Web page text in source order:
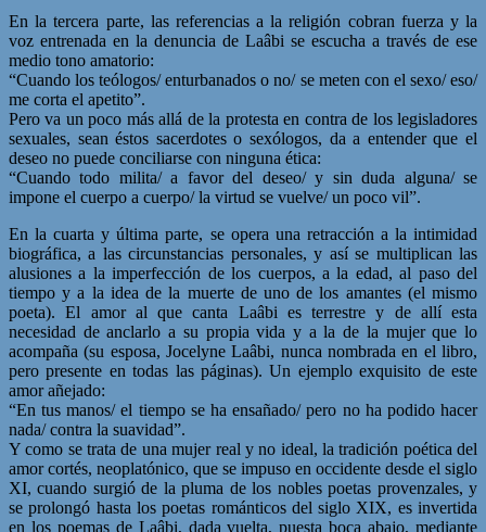
En la tercera parte, las referencias a la religión cobran fuerza y la
voz entrenada en la denuncia de Laâbi se escucha a través de ese
medio tono amatorio:
“Cuando los teólogos/ enturbanados o no/ se meten con el sexo/ eso/
me corta el apetito”.
Pero va un poco más allá de la protesta en contra de los legisladores
sexuales, sean éstos sacerdotes o sexólogos, da a entender que el
deseo no puede conciliarse con ninguna ética:
“Cuando todo milita/ a favor del deseo/ y sin duda alguna/ se
impone el cuerpo a cuerpo/ la virtud se vuelve/ un poco vil”.
En la cuarta y última parte, se opera una retracción a la intimidad
biográfica, a las circunstancias personales, y así se multiplican las
alusiones a la imperfección de los cuerpos, a la edad, al paso del
tiempo y a la idea de la muerte de uno de los amantes (el mismo
poeta). El amor al que canta Laâbi es terrestre y de allí esta
necesidad de anclarlo a su propia vida y a la de la mujer que lo
acompaña (su esposa, Jocelyne Laâbi, nunca nombrada en el libro,
pero presente en todas las páginas). Un ejemplo exquisito de este
amor añejado:
“En tus manos/ el tiempo se ha ensañado/ pero no ha podido hacer
nada/ contra la suavidad”.
Y como se trata de una mujer real y no ideal, la tradición poética del
amor cortés, neoplatónico, que se impuso en occidente desde el siglo
XI, cuando surgió de la pluma de los nobles poetas provenzales, y
se prolongó hasta los poetas románticos del siglo XIX, es invertida
en los poemas de Laâbi, dada vuelta, puesta boca abajo, mediante